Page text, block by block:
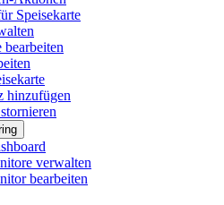
Speisekarte
bearbeiten
hinzufügen
verwalten
bearbeiten